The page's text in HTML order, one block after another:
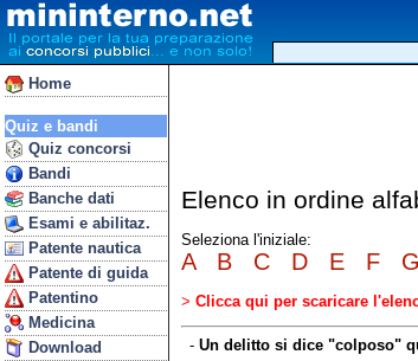
Home
Quiz e bandi
Quiz concorsi
Bandi
Banche dati
Esami e abilitaz.
Patente nautica
Patente di guida
Patentino
Medicina
Download
Elenco in ordine
Seleziona l'iniziale:
A B C D E F G
> Clicca qui per scaricare
- Un delitto si dice "colposo"